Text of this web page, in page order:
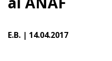
E.B. | 14.04.2017